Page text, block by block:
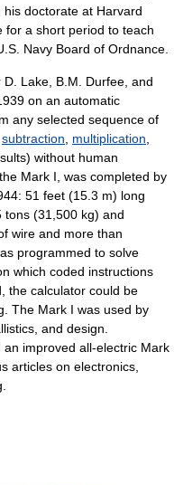
doctorate at Harvard
for a short period to teach
Navy Board of Ordnance.
Lake, B.M. Durfee, and
on an automatic
any selected sequence of
subtraction multiplication
without human
Mark I, was completed by
51 feet (15.3 m) long
tons (31,500 kg) and
wire and more than
programmed to solve
which coded instructions
the calculator could be
The Mark I was used by
and design.
improved all-electric Mark
articles on electronics,